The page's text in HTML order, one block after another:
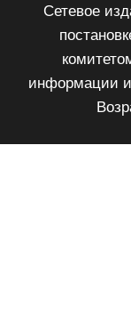
Сетевое
информации и